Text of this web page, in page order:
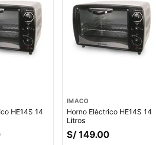
HE14S 14
IMACO
Horno Eléctrico HE14S 14
Litros
S/ 149.00